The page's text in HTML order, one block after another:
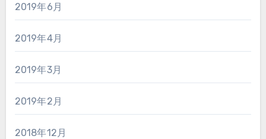
2019年6月
2019年4月
2019年3月
2019年2月
2018年12月